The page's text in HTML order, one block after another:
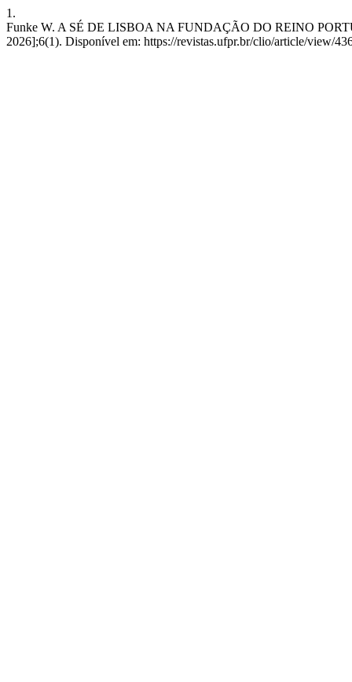
1.
Funke W. A SÉ DE LISBOA NA FUNDAÇÃO DO REINO
2026];6(1). Disponível em: https://revistas.ufpr.br/clio/article/view/